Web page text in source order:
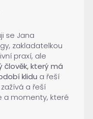
se Jana
zakladatelkou
praxí, ale
člověk, který má
klidu a řeší
a řeší
a momenty, které